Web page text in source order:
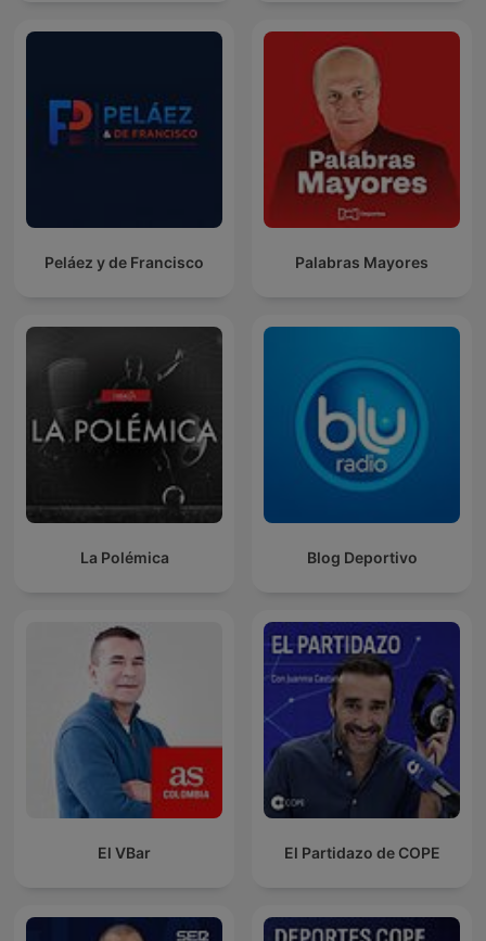
Peláez y de Francisco Palabras Mayores
La Polémica Blog Deportivo
El VBar El Partidazo de COPE